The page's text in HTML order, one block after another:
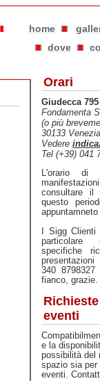
home
dove
Orari
Giudecca
Fondamenta
(o più
30133
Vedere
Tel (+39) 041
L'orario di
consultare
questo
appuntamneto
I Sigg
particolare
specifiche
340
fianco, grazie.
eventi
e la
possibilità del
spazio sia per
eventi.